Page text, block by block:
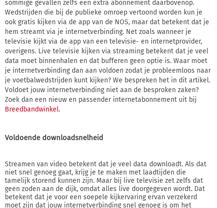
sommige gevallen zelfs een extra abonnement daarbovenop.
Wedstrijden die bij de publieke omroep vertoond worden kun je
ook gratis kijken via de app van de NOS, maar dat betekent dat je
hem streamt via je internetverbinding. Net zoals wanneer je
televisie kijkt via de app van een televisie- en internetprovider,
overigens. Live televisie kijken via streaming betekent dat je veel
data moet binnenhalen en dat bufferen geen optie is. Waar moet
je internetverbinding dan aan voldoen zodat je probleemloos naar
je voetbalwedstrijden kunt kijken? We bespreken het in dit artikel.
Voldoet jouw internetverbinding niet aan de besproken zaken?
Zoek dan een nieuw en passender internetabonnement uit bij
Breedbandwinkel.
Voldoende downloadsnelheid
Streamen van video betekent dat je veel data downloadt. Als dat
niet snel genoeg gaat, krijg je te maken met laadtijden die
tamelijk storend kunnen zijn. Maar bij live televisie zet zelfs dat
geen zoden aan de dijk, omdat alles live doorgegeven wordt. Dat
betekent dat je voor een soepele kijkervaring ervan verzekerd
moet zijn dat jouw internetverbinding snel genoeg is om het